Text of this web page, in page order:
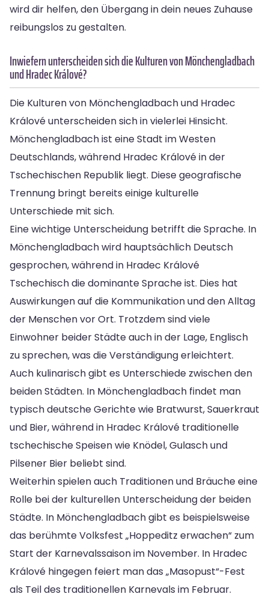
wird dir helfen, den Übergang in dein neues Zuhause
reibungslos zu gestalten.
Inwiefern unterscheiden sich die Kulturen von Mönchengladbach
und Hradec Králové?
Die Kulturen von Mönchengladbach und Hradec
Králové unterscheiden sich in vielerlei Hinsicht.
Mönchengladbach ist eine Stadt im Westen
Deutschlands, während Hradec Králové in der
Tschechischen Republik liegt. Diese geografische
Trennung bringt bereits einige kulturelle
Unterschiede mit sich.
Eine wichtige Unterscheidung betrifft die Sprache. In
Mönchengladbach wird hauptsächlich Deutsch
gesprochen, während in Hradec Králové
Tschechisch die dominante Sprache ist. Dies hat
Auswirkungen auf die Kommunikation und den Alltag
der Menschen vor Ort. Trotzdem sind viele
Einwohner beider Städte auch in der Lage, Englisch
zu sprechen, was die Verständigung erleichtert.
Auch kulinarisch gibt es Unterschiede zwischen den
beiden Städten. In Mönchengladbach findet man
typisch deutsche Gerichte wie Bratwurst, Sauerkraut
und Bier, während in Hradec Králové traditionelle
tschechische Speisen wie Knödel, Gulasch und
Pilsener Bier beliebt sind.
Weiterhin spielen auch Traditionen und Bräuche eine
Rolle bei der kulturellen Unterscheidung der beiden
Städte. In Mönchengladbach gibt es beispielsweise
das berühmte Volksfest „Hoppeditz erwachen“ zum
Start der Karnevalssaison im November. In Hradec
Králové hingegen feiert man das „Masopust“-Fest
als Teil des traditionellen Karnevals im Februar.